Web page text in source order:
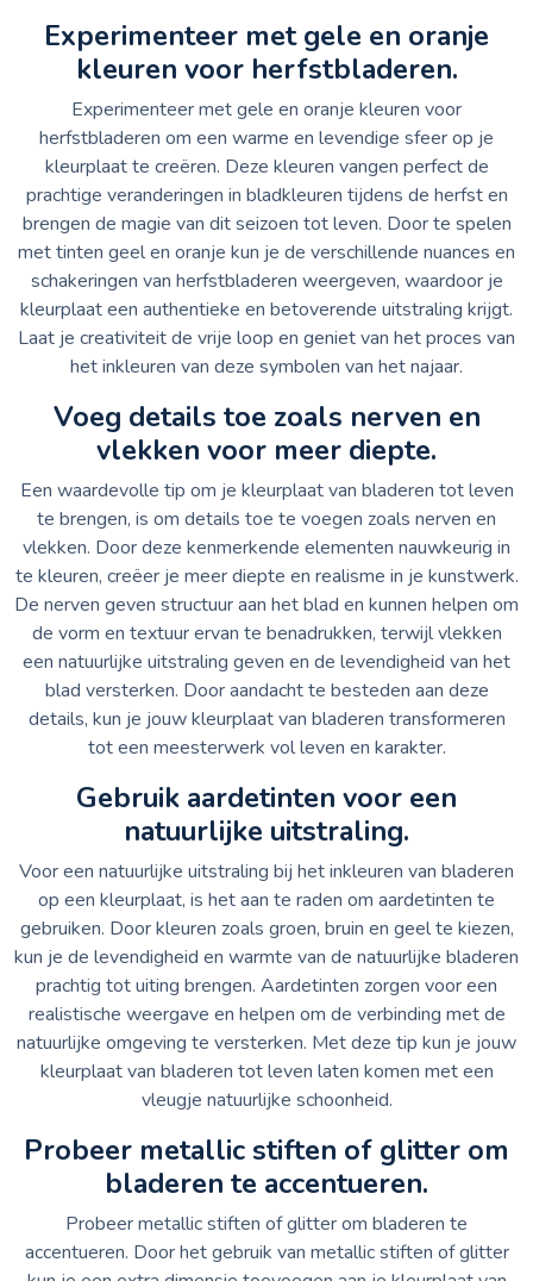
Experimenteer met gele en oranje
kleuren voor herfstbladeren.
Experimenteer met gele en oranje kleuren voor
herfstbladeren om een warme en levendige sfeer op je
kleurplaat te creëren. Deze kleuren vangen perfect de
prachtige veranderingen in bladkleuren tijdens de herfst en
brengen de magie van dit seizoen tot leven. Door te spelen
met tinten geel en oranje kun je de verschillende nuances en
schakeringen van herfstbladeren weergeven, waardoor je
kleurplaat een authentieke en betoverende uitstraling krijgt.
Laat je creativiteit de vrije loop en geniet van het proces van
het inkleuren van deze symbolen van het najaar.
Voeg details toe zoals nerven en
vlekken voor meer diepte.
Een waardevolle tip om je kleurplaat van bladeren tot leven
te brengen, is om details toe te voegen zoals nerven en
vlekken. Door deze kenmerkende elementen nauwkeurig in
te kleuren, creëer je meer diepte en realisme in je kunstwerk.
De nerven geven structuur aan het blad en kunnen helpen om
de vorm en textuur ervan te benadrukken, terwijl vlekken
een natuurlijke uitstraling geven en de levendigheid van het
blad versterken. Door aandacht te besteden aan deze
details, kun je jouw kleurplaat van bladeren transformeren
tot een meesterwerk vol leven en karakter.
Gebruik aardetinten voor een
natuurlijke uitstraling.
Voor een natuurlijke uitstraling bij het inkleuren van bladeren
op een kleurplaat, is het aan te raden om aardetinten te
gebruiken. Door kleuren zoals groen, bruin en geel te kiezen,
kun je de levendigheid en warmte van de natuurlijke bladeren
prachtig tot uiting brengen. Aardetinten zorgen voor een
realistische weergave en helpen om de verbinding met de
natuurlijke omgeving te versterken. Met deze tip kun je jouw
kleurplaat van bladeren tot leven laten komen met een
vleugje natuurlijke schoonheid.
Probeer metallic stiften of glitter om
bladeren te accentueren.
Probeer metallic stiften of glitter om bladeren te
accentueren. Door het gebruik van metallic stiften of glitter